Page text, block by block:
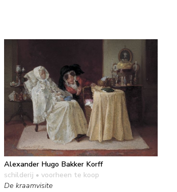
Alexander Hugo Bakker Korff
schilderij • voorheen te koop
De kraamvisite